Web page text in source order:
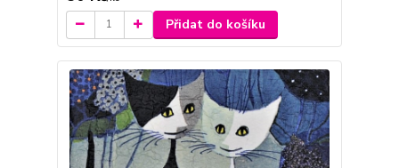
Přidat do košíku